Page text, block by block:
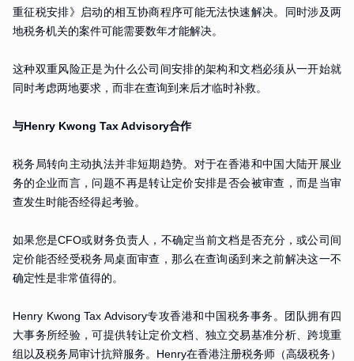
重征税安排》启动的相互协商程序可能无法快速解决。同时涉及两
地税务机关的案件可能需要数年才能解决。
这种双重风险正是为什么公司间安排的架构和文档必须从一开始就
同时考虑两地要求，而非在查询到来后才临时补救。
与Henry Kwong Tax Advisory合作
税务局转向主动执法并非短期趋势。对于在香港和中国大陆开展业
务的企业而言，问题不再是转让定价安排是否会被审查，而是当审
查发生时能否经得起考验。
如果您是CFO或财务负责人，不确定当前文档是否充分，或公司间
定价能否经受税务局桌面审查，那么在查询函到来之前解决这一不
确定性是非常值得的。
Henry Kwong Tax Advisory专攻香港和中国税务事务。团队拥有四
大事务所经验，可提供转让定价文档、独立交易基准分析、跨境重
组以及税务局审计抗辩服务。Henry在香港注册税务师（高级税务）